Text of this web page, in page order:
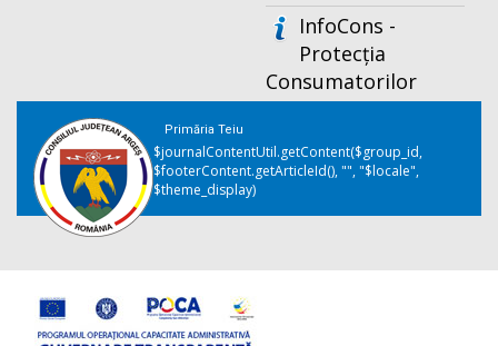
InfoCons -
Protecția
Consumatorilor
Primăria Teiu
$journalContentUtil.getContent($group_id,
$footerContent.getArticleId(), "", "$locale",
$theme_display)